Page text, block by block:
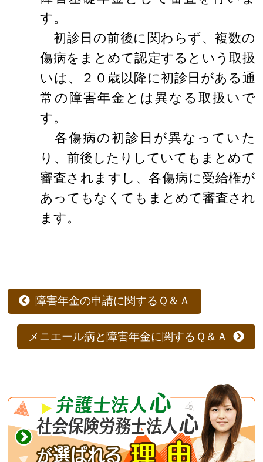
す。
初診日の前後に関わらず、複数の
傷病をまとめて認定するという取扱
いは、２０歳以降に初診日がある通
常の障害年金とは異なる取扱いで
す。
各傷病の初診日が異なっていた
り、前後したりしていてもまとめて
審査されますし、各傷病に受給権が
あってもなくてもまとめて審査され
ます。
障害年金の申請に関するＱ＆Ａ
メニエール病と障害年金に関するＱ＆Ａ